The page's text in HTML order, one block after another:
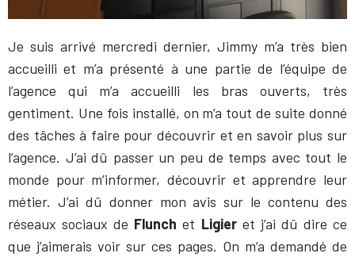
Je suis arrivé mercredi dernier, Jimmy m’a très bien
accueilli et m’a présenté à une partie de l’équipe de
l’agence qui m’a accueilli les bras ouverts, très
gentiment. Une fois installé, on m’a tout de suite donné
des tâches à faire pour découvrir et en savoir plus sur
l’agence. J’ai dû passer un peu de temps avec tout le
monde pour m’informer, découvrir et apprendre leur
métier. J’ai dû donner mon avis sur le contenu des
réseaux sociaux de Flunch et Ligier et j’ai dû dire ce
que j’aimerais voir sur ces pages. On m’a demandé de